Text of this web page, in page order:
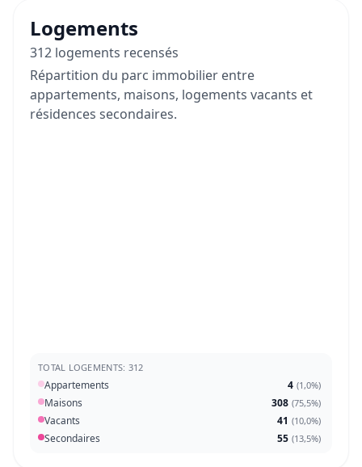
Logements
312 logements recensés
Répartition du parc immobilier entre
appartements, maisons, logements vacants et
résidences secondaires.
TOTAL LOGEMENTS: 312
Appartements 4 (1,0%)
Maisons 308 (75,5%)
Vacants 41 (10,0%)
Secondaires 55 (13,5%)